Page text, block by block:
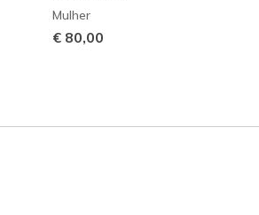
Mulher
€ 80,00